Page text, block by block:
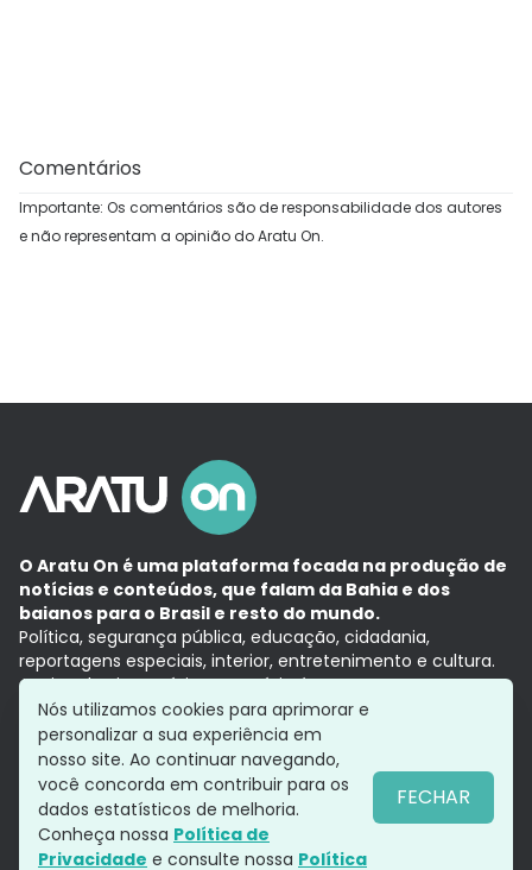
Comentários
Importante: Os comentários são de responsabilidade dos autores
e não representam a opinião do Aratu On.
O Aratu On é uma plataforma focada na produção de
notícias e conteúdos, que falam da Bahia e dos
baianos para o Brasil e resto do mundo.
Política, segurança pública, educação, cidadania,
reportagens especiais, interior, entretenimento e cultura.
Aqui, tudo vira notícia e a notícia é no tempo presente,
com a credibilidade do Grupo Aratu.
Grupo Aratu
Política de privacidade
Siga-nos
Nós utilizamos cookies para aprimorar e
personalizar a sua experiência em
nosso site. Ao continuar navegando,
você concorda em contribuir para os
dados estatísticos de melhoria.
Conheça nossa Política de
Privacidade e consulte nossa Política
FECHAR